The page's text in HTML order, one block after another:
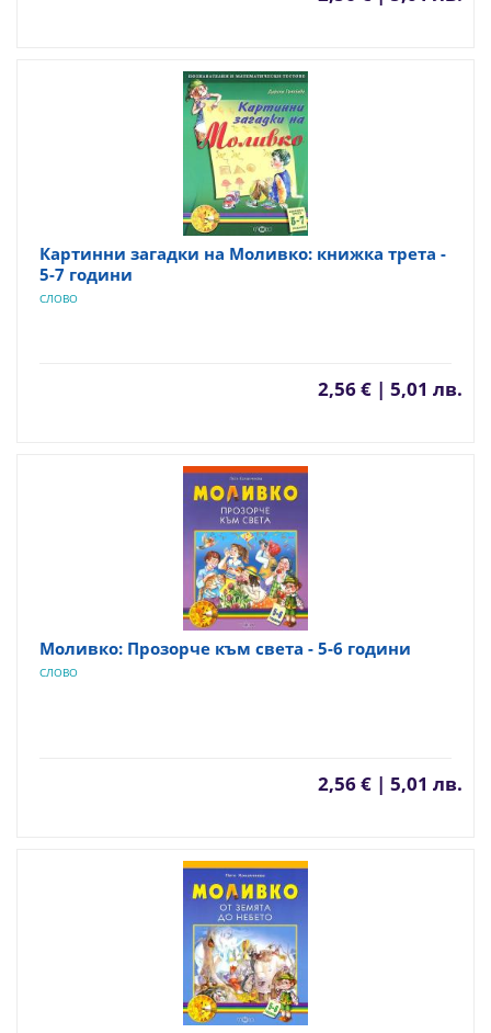
Картинни загадки на Моливко: книжка трета -
5-7 години
СЛОВО
2,56 € | 5,01 лв.
Моливко: Прозорче към света - 5-6 години
СЛОВО
2,56 € | 5,01 лв.